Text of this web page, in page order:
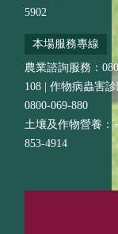
5902
本場服務專線
農業諮詢服務：
108 | 作物病蟲害
0800-069-880
土壤及作物營養：
853-4914